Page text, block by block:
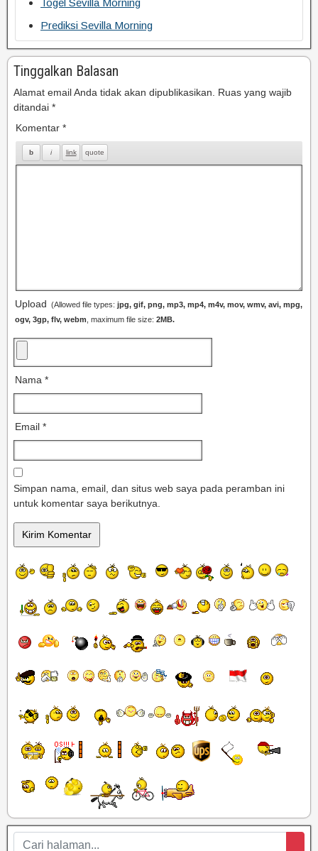
Togel Sevilla Morning
Prediksi Sevilla Morning
Tinggalkan Balasan
Alamat email Anda tidak akan dipublikasikan.
Ruas yang wajib
ditandai *
Komentar *
Upload (Allowed file types: jpg, gif, png, mp3, mp4, m4v, mov, wmv, avi, mpg,
ogv, 3gp, flv, webm , maximum file size: 2MB.
Nama *
Email *
Simpan nama, email, dan situs web saya pada peramban ini
untuk komentar saya berikutnya.